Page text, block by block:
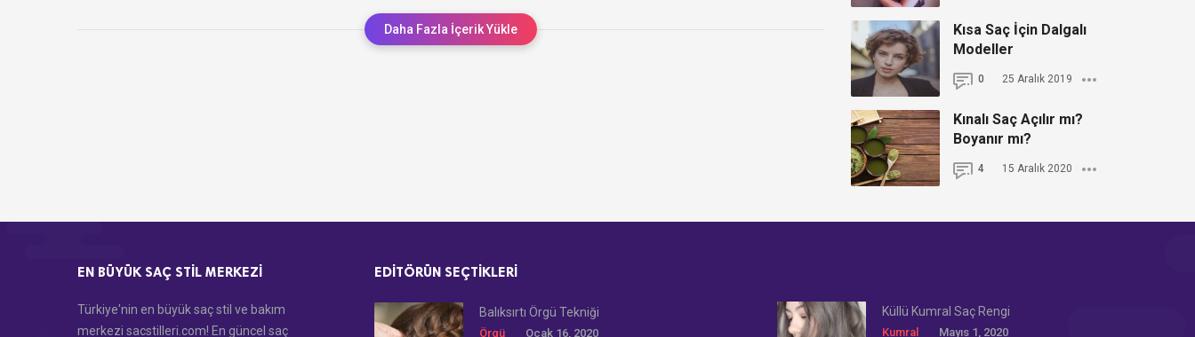
Daha Fazla İçerik Yükle
Kısa Saç İçin Dalgalı
Modeller
0 25 Aralık 2019
Kınalı Saç Açılır mı?
Boyanır mı?
4 15 Aralık 2020
EN BÜYÜK SAÇ STIL MERKEZI
Türkiye'nin en büyük saç stil ve bakım
merkezi sacstilleri.com! En güncel saç
EDITÖRÜN SEÇTIKLERI
Balıksırtı Örgü Tekniği
Örgü Ocak 16, 2020
Küllü Kumral Saç Rengi
Kumral Mayıs 1, 2020